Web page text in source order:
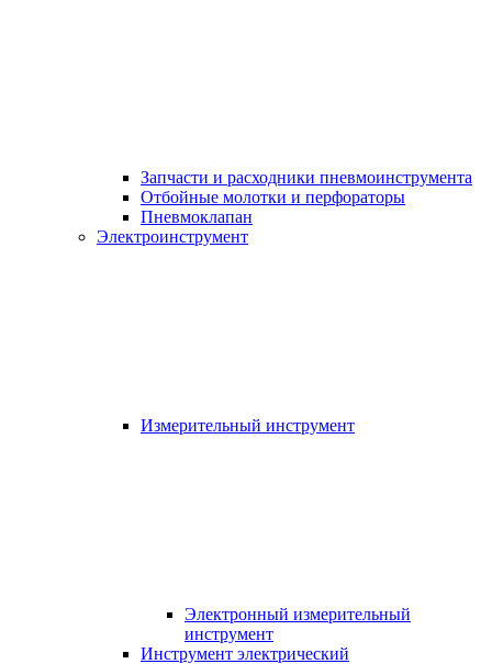
Запчасти и расходники пневмоинструмента
Отбойные молотки и перфораторы
Пневмоклапан
Электроинструмент
Измерительный инструмент
Электронный измерительный
инструмент
Инструмент электрический